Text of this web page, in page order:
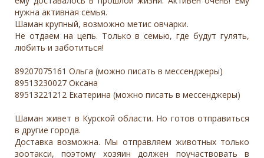
нужна активная семья.
Шаман крупный, возможно метис овчарки.
Не отдаем на цепь. Только в семью, где будут гулять,
любить и заботиться!
89207075161 Ольга (можно писать в мессенджеры)
89513230027 Оксана
89513221212 Екатерина (можно писать в мессенджеры)
Шаман живет в Курской области. Но готов отправиться
в другие города.
Доставка возможна. Мы отправляем животных только
зоотакси, поэтому хозяин должен поучаствовать в